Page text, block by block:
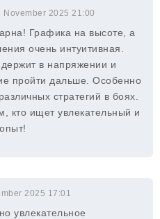
November 2025 21:00
Графика на высоте, а
очень интуитивная.
в напряжении и
пройти дальше. Особенно
стратегий в боях.
кто ищет увлекательный и
2025 17:01
увлекательное